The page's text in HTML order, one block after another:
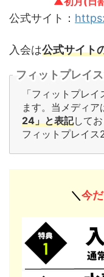
公式サイト：
入会は公式サイト
フィットプレイ
「フィットプレ
ます。当メディア
24」と表記してお
フィットプレイス
＼今だ